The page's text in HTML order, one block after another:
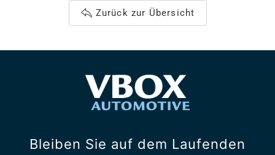
Zurück zur Übersicht
Bleiben Sie auf dem Laufenden